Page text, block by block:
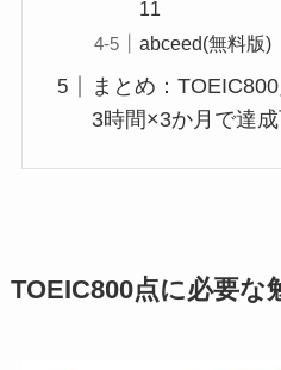
11
abceed(無料版)
まとめ：
3時間×3か月で達成
TOEIC800点に必要な